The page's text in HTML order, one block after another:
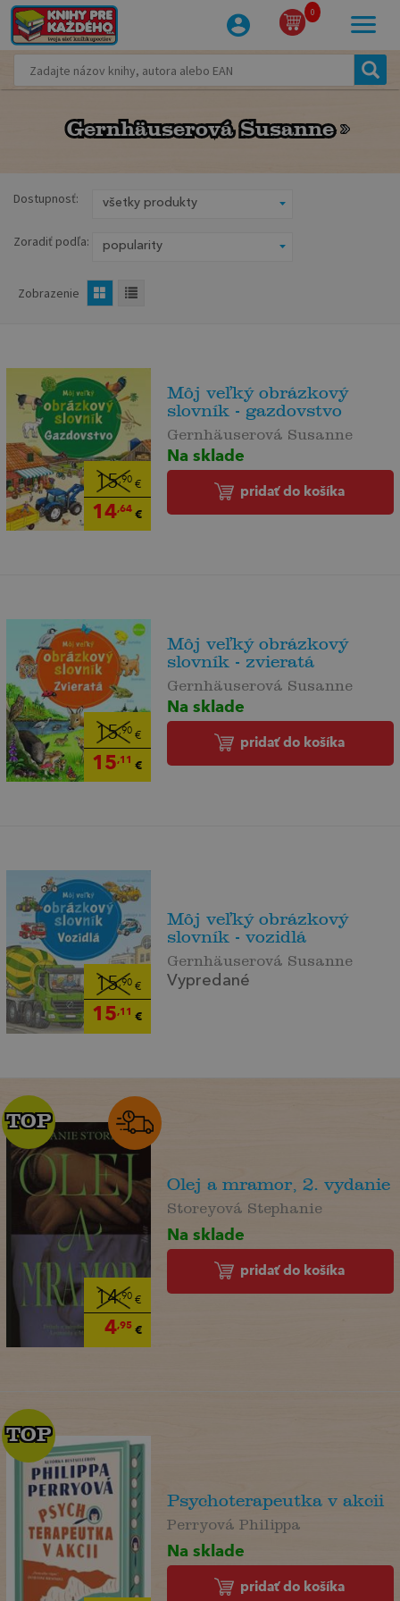
0
Gernhäuserová Susanne
Gernhäuserová Susanne
Dostupnosť:
Zoradiť podľa:
Zobrazenie
15,90€
14,64€
Môj veľký obrázkový
slovník - gazdovstvo
Gernhäuserová Susanne
Na sklade
pridať do košíka
15,90€
15,11 €
Môj veľký obrázkový
slovník - zvieratá
Gernhäuserová Susanne
Na sklade
pridať do košíka
15,90€
15,11 €
Môj veľký obrázkový
slovník - vozidlá
Gernhäuserová Susanne
Vypredané
14,90€
4,95€
TOP
TOP
Olej a mramor, 2. vydanie
Storeyová Stephanie
Na sklade
pridať do košíka
TOP
TOP
Psychoterapeutka v akcii
Perryová Philippa
Na sklade
pridať do košíka